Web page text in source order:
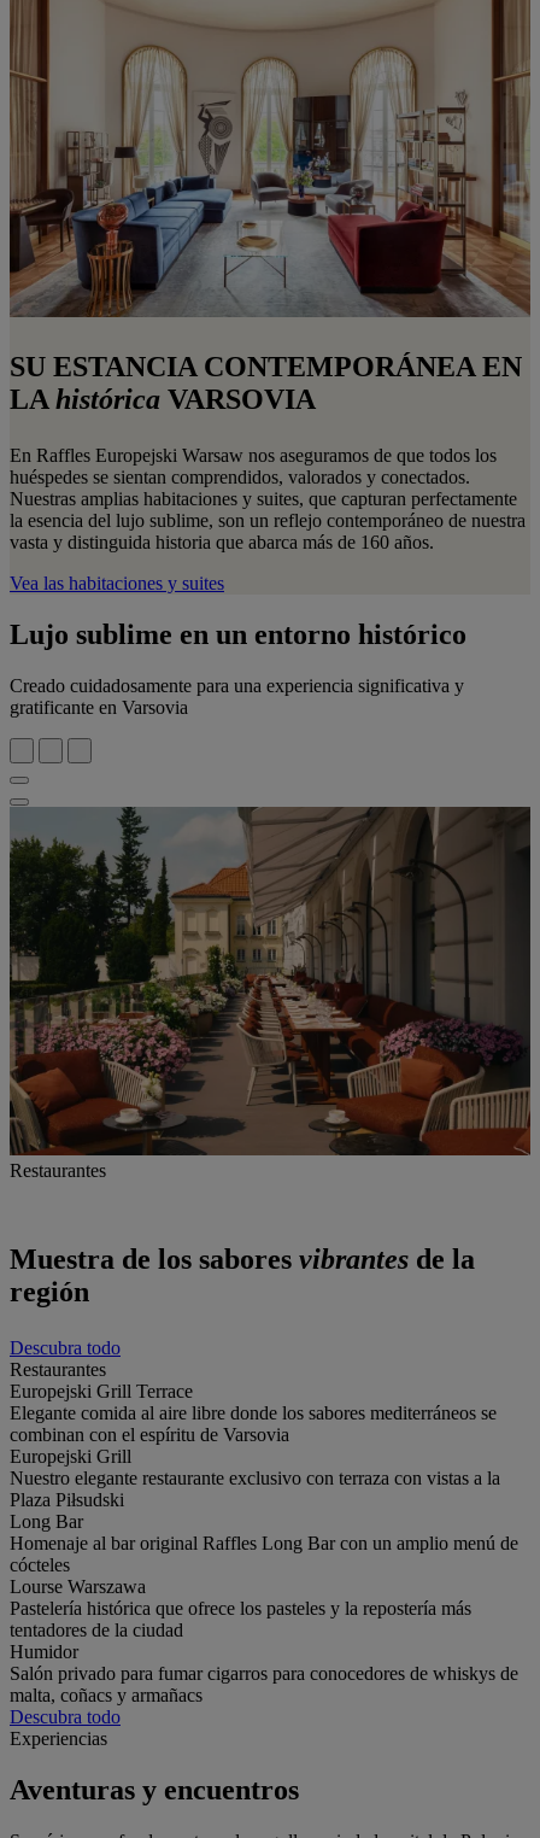
SU ESTANCIA CONTEMPORÁNEA EN
LAhistórica VARSOVIA
En Raffles Europejski Warsaw nos aseguramos de que todos los
huéspedes se sientan comprendidos, valorados y conectados.
Nuestras amplias habitaciones y suites, que capturan perfectamente
la esencia del lujo sublime, son un reflejo contemporáneo de nuestra
vasta y distinguida historia que abarca más de 160 años.
Vea las habitaciones y suites
Lujo sublime en un entorno histórico
Creado cuidadosamente para una experiencia significativa y
gratificante en Varsovia
Restaurantes
Muestra de los sabores vibrantes de la
región
Descubra todo
Restaurantes
Europejski Grill Terrace
Elegante comida al aire libre donde los sabores mediterráneos se
combinan con el espíritu de Varsovia
Europejski Grill
Nuestro elegante restaurante exclusivo con terraza con vistas a la
Plaza Piłsudski
Long Bar
Homenaje al bar original Raffles Long Bar con un amplio menú de
cócteles
Lourse Warszawa
Pastelería histórica que ofrece los pasteles y la repostería más
tentadores de la ciudad
Humidor
Salón privado para fumar cigarros para conocedores de whiskys de
malta, coñacs y armañacs
Descubra todo
Experiencias
Aventuras y encuentros